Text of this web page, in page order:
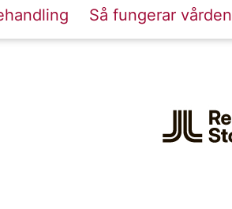
Så fungerar vården